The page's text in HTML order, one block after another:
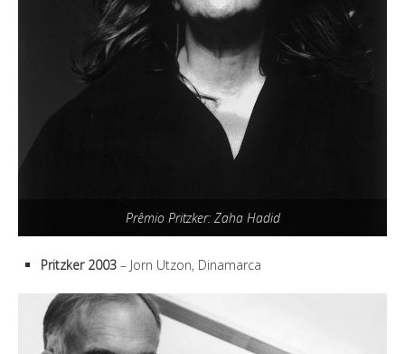
Prêmio Pritzker: Zaha Hadid
Pritzker 2003 – Jorn Utzon, Dinamarca